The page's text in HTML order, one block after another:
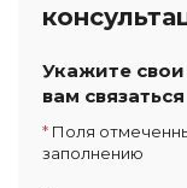
Укажите
вам связаться
* Поля
заполнению